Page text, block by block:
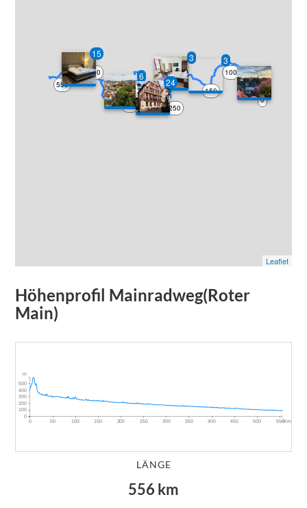
15
6
24
3 3
0
50
100
150
200
250
300
350
400
450
500
550
Leaflet
Höhenprofil Mainradweg(Roter
Main)
0 50 100 150 200 250 300 350 400 450 500 550~Km
0
100
200
300
400
500
m
LÄNGE
556 km